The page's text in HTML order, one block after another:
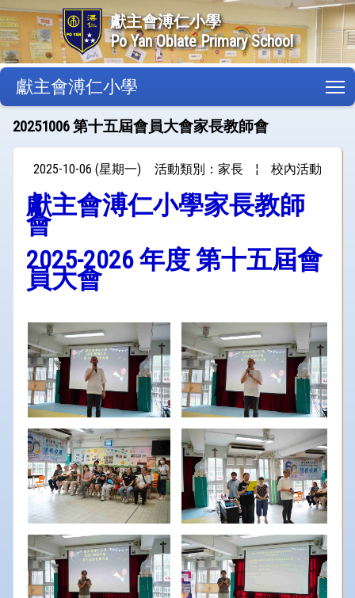
獻主會溥仁小學
Po Yan Oblate Primary School
獻主會溥仁小學
20251006 第十五屆會員大會家長教師會
2025-10-06 (星期一) 活動類別：家長 ¦ 校內活動
獻主會溥仁小學家長教師
會
2025-2026 年度 第十五屆會
員大會